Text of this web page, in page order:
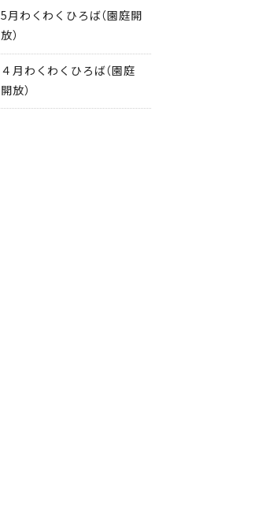
5月わくわくひろば（園庭開
放）
４月わくわくひろば（園庭
開放）